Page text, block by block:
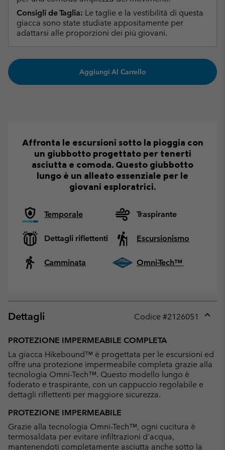
Consigli de Taglia: Le taglie e la vestibilità di questa
giacca sono state studiate appositamente per
adattarsi alle proporzioni dei più giovani.
Aggiungi Al Carrello
Affronta le escursioni sotto la pioggia con
un giubbotto progettato per tenerti
asciutta e comoda. Questo giubbotto
lungo è un alleato essenziale per le
giovani esploratrici.
Temporale Traspirante
Dettagli riflettenti Escursionismo
Camminata Omni-Tech™
Dettagli Codice #2126051
PROTEZIONE IMPERMEABILE COMPLETA
La giacca Hikebound™ è progettata per le escursioni ed
offre una protezione impermeabile completa grazie alla
tecnologia Omni-Tech™. Questo modello lungo è
foderato e traspirante, con un cappuccio regolabile e
dettagli riflettenti per maggiore sicurezza.
PROTEZIONE IMPERMEABILE
Grazie alla tecnologia Omni-Tech™, ogni cucitura è
termosaldata per evitare infiltrazioni d'acqua,
mantenendoti completamente asciutta anche sotto la